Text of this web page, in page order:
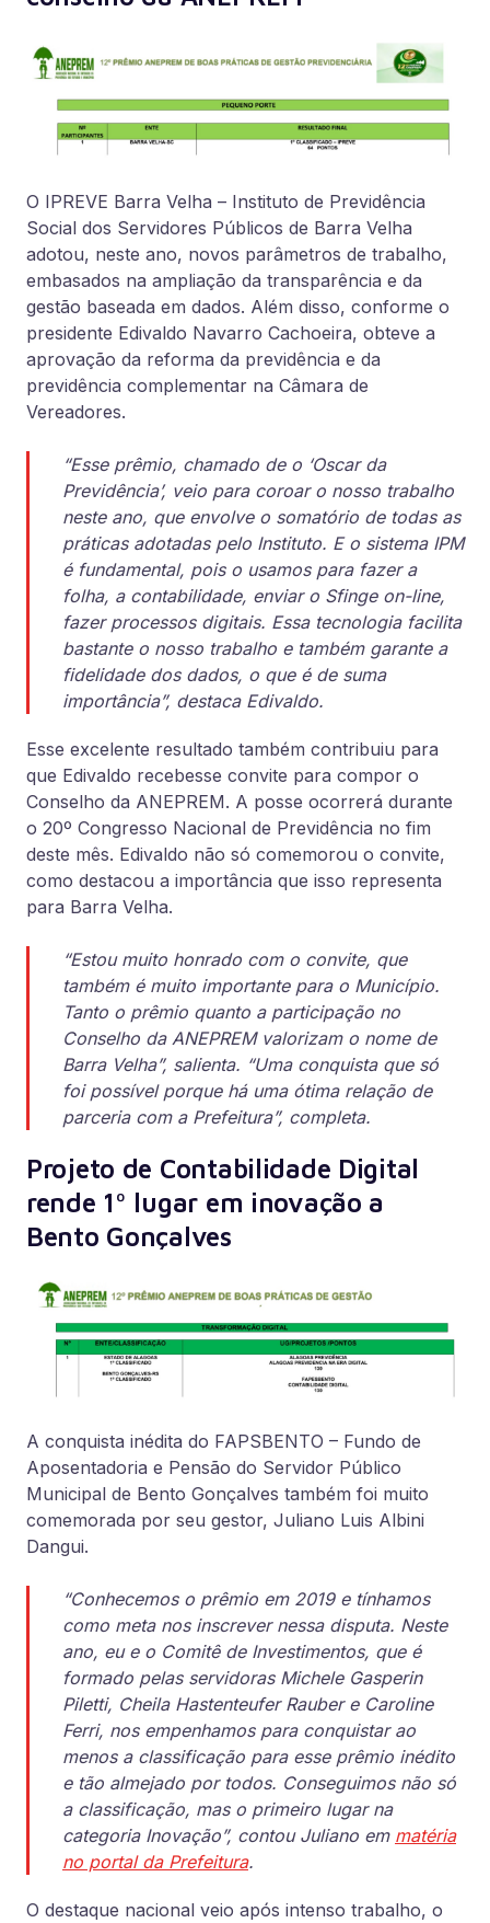
O IPREVE Barra Velha – Instituto de Previdência
Social dos Servidores Públicos de Barra Velha
adotou, neste ano, novos parâmetros de trabalho,
embasados na ampliação da transparência e da
gestão baseada em dados. Além disso, conforme o
presidente Edivaldo Navarro Cachoeira, obteve a
aprovação da reforma da previdência e da
previdência complementar na Câmara de
Vereadores.
“Esse prêmio, chamado de o ‘Oscar da
Previdência’, veio para coroar o nosso trabalho
neste ano, que envolve o somatório de todas as
práticas adotadas pelo Instituto. E o sistema IPM
é fundamental, pois o usamos para fazer a
folha, a contabilidade, enviar o Sfinge on-line,
fazer processos digitais. Essa tecnologia facilita
bastante o nosso trabalho e também garante a
fidelidade dos dados, o que é de suma
importância”, destaca Edivaldo.
Esse excelente resultado também contribuiu para
que Edivaldo recebesse convite para compor o
Conselho da ANEPREM. A posse ocorrerá durante
o 20º Congresso Nacional de Previdência no fim
deste mês. Edivaldo não só comemorou o convite,
como destacou a importância que isso representa
para Barra Velha.
“Estou muito honrado com o convite, que
também é muito importante para o Município.
Tanto o prêmio quanto a participação no
Conselho da ANEPREM valorizam o nome de
Barra Velha”, salienta. “Uma conquista que só
foi possível porque há uma ótima relação de
parceria com a Prefeitura”, completa.
Projeto de Contabilidade Digital
rende 1º lugar em inovação a
Bento Gonçalves
A conquista inédita do FAPSBENTO – Fundo de
Aposentadoria e Pensão do Servidor Público
Municipal de Bento Gonçalves também foi muito
comemorada por seu gestor, Juliano Luis Albini
Dangui.
“Conhecemos o prêmio em 2019 e tínhamos
como meta nos inscrever nessa disputa. Neste
ano, eu e o Comitê de Investimentos, que é
formado pelas servidoras Michele Gasperin
Piletti, Cheila Hastenteufer Rauber e Caroline
Ferri, nos empenhamos para conquistar ao
menos a classificação para esse prêmio inédito
e tão almejado por todos. Conseguimos não só
a classificação, mas o primeiro lugar na
categoria Inovação”, contou Juliano em matéria
no portal da Prefeitura.
O destaque nacional veio após intenso trabalho, o